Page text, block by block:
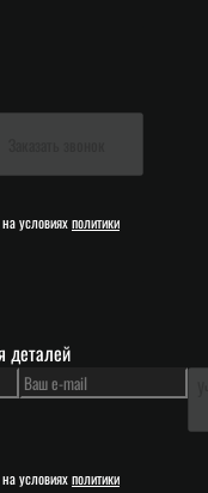
на условияхполитики
деталей
на условияхполитики